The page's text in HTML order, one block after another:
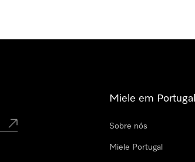
Miele em Portugal
Sobre nós
Miele Portugal